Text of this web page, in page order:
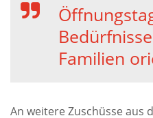
Familien
An weitere Zuschüsse aus